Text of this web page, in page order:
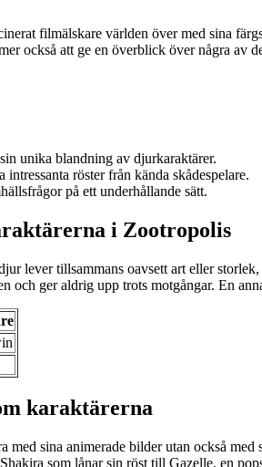
filmälskare världen över med sina
också att ge en överblick över några av
unika blandning av djurkaraktärer.
röster från kända skådespelare.
på ett underhållande sätt.
i Zootropolis
lever tillsammans oavsett art eller
och ger aldrig upp trots motgångar. En
karaktärerna
med sina animerade bilder utan också
som lånar sin röst till Gazelle, en